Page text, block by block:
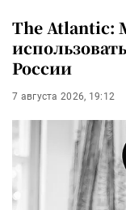
The Atlantic:
России
7 августа 2026, 19:12